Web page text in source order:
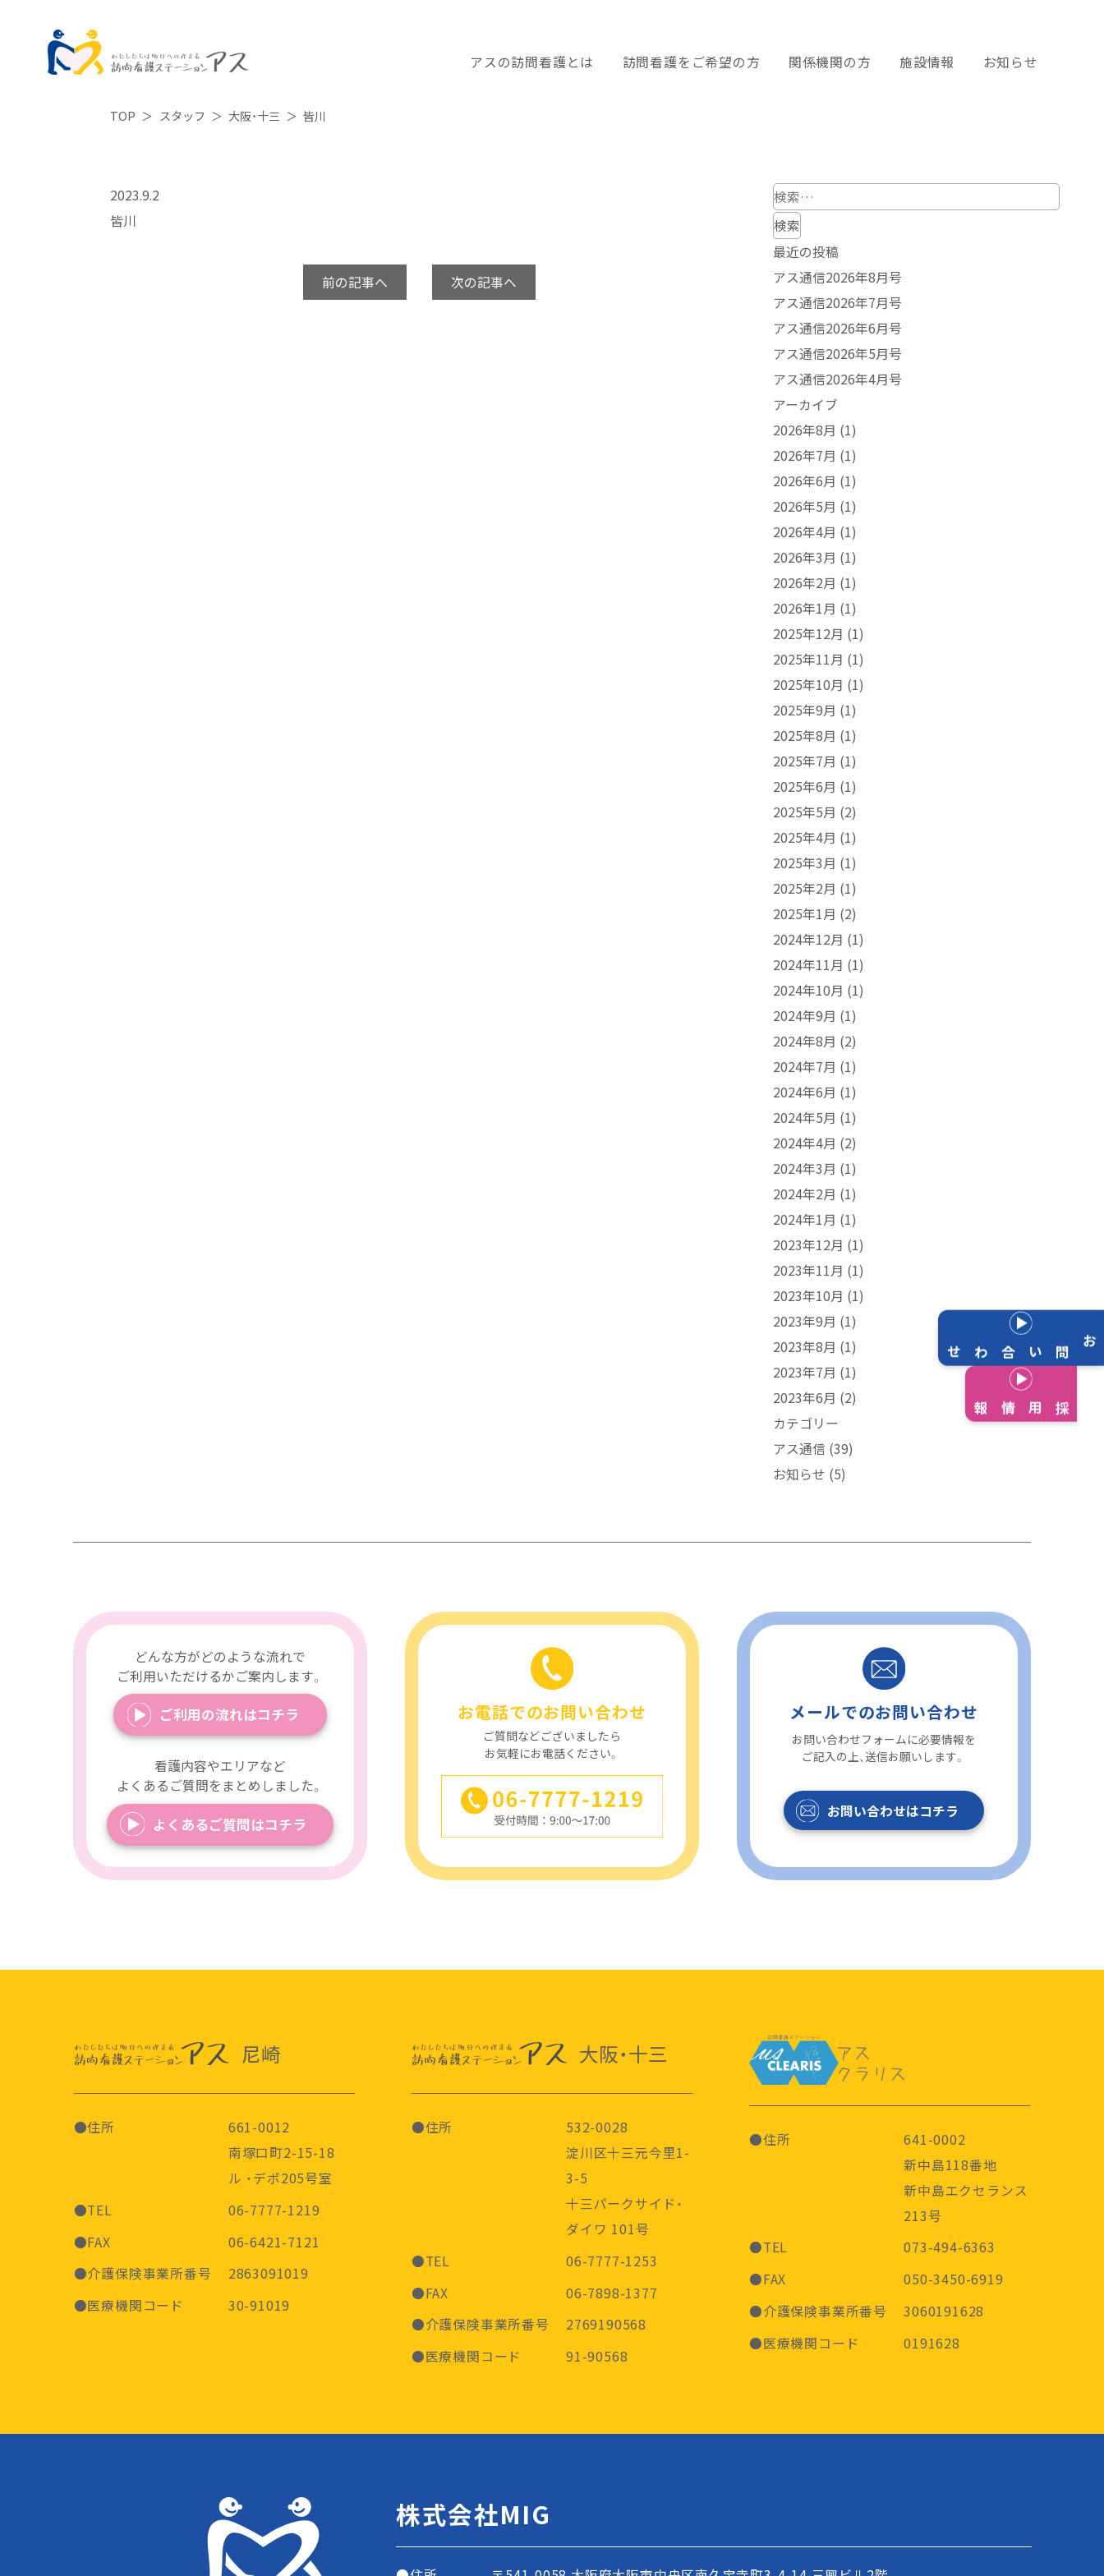
アスの訪問看護とは 訪問看護をご希望の方 関係機関の方 施設情報 お知らせ
お問い合わせ
採用情報
TOP スタッフ 大阪・十三 皆川
2023.9.2
皆川
前の記事へ 次の記事へ
検
索:
最近の投稿
アス通信2026年8月号
アス通信2026年7月号
アス通信2026年6月号
アス通信2026年5月号
アス通信2026年4月号
アーカイブ
2026年8月 (1)
2026年7月 (1)
2026年6月 (1)
2026年5月 (1)
2026年4月 (1)
2026年3月 (1)
2026年2月 (1)
2026年1月 (1)
2025年12月 (1)
2025年11月 (1)
2025年10月 (1)
2025年9月 (1)
2025年8月 (1)
2025年7月 (1)
2025年6月 (1)
2025年5月 (2)
2025年4月 (1)
2025年3月 (1)
2025年2月 (1)
2025年1月 (2)
2024年12月 (1)
2024年11月 (1)
2024年10月 (1)
2024年9月 (1)
2024年8月 (2)
2024年7月 (1)
2024年6月 (1)
2024年5月 (1)
2024年4月 (2)
2024年3月 (1)
2024年2月 (1)
2024年1月 (1)
2023年12月 (1)
2023年11月 (1)
2023年10月 (1)
2023年9月 (1)
2023年8月 (1)
2023年7月 (1)
2023年6月 (2)
カテゴリー
アス通信 (39)
お知らせ (5)
どんな方がどのような流れで
ご利用いただけるかご案内します。
ご利用の流れはコチラ
看護内容やエリアなど
よくあるご質問をまとめしました。
よくあるご質問はコチラ
お電話でのお問い合わせ
ご質問などございましたら
お気軽にお電話ください。
メールでのお問い合わせ
お問い合わせフォームに必要情報を
ご記入の上、送信お願いします。
お問い合わせはコチラ
尼崎
●住所
661-0012
南塚口町2-15-18
ル ・デポ205号室
●TEL
06-7777-1219
●FAX
06-6421-7121
●介護保険事業所番号
2863091019
●医療機関コード
30-91019
大阪・十三
●住所
532-0028
淀川区十三元今里1-
3-5
十三パークサイド・
ダイワ 101号
●TEL
06-7777-1253
●FAX
06-7898-1377
●介護保険事業所番号
2769190568
●医療機関コード
91-90568
●住所
641-0002
新中島118番地
新中島エクセランス
213号
●TEL
073-494-6363
●FAX
050-3450-6919
●介護保険事業所番号
3060191628
●医療機関コード
0191628
株式会社MIG